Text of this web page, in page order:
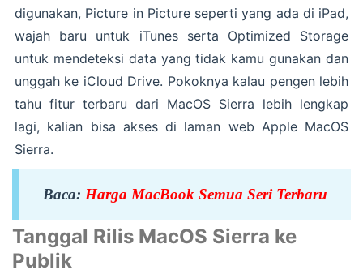
digunakan, Picture in Picture seperti yang ada di iPad,
wajah baru untuk iTunes serta Optimized Storage
untuk mendeteksi data yang tidak kamu gunakan dan
unggah ke iCloud Drive. Pokoknya kalau pengen lebih
tahu fitur terbaru dari MacOS Sierra lebih lengkap
lagi, kalian bisa akses di laman web Apple MacOS
Sierra.
Baca: Harga MacBook Semua Seri Terbaru
Tanggal Rilis MacOS Sierra ke
Publik